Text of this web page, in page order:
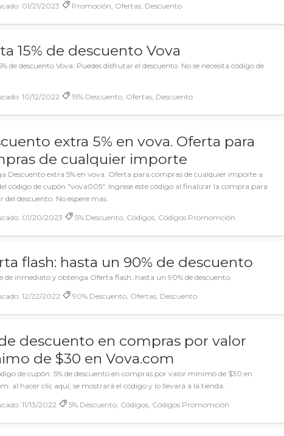
01/21/2023 Promoción, Ofertas, Descuento
15% de descuento Vova
de descuento Vova. Puedes disfrutar el descuento. No se necesita código de
10/12/2022 15% Descuento, Ofertas, Descuento
extra 5% en vova. Oferta para
de cualquier importe
Descuento extra 5% en vova. Oferta para compras de cualquier importe a
código de cupón "vova005". Ingrese este código al finalizar la compra para
del descuento. No espere mas.
01/20/2023 5% Descuento, Códigos, Códigos Promomción
flash: hasta un 90% de descuento
de inmediato y obtenga Oferta flash: hasta un 90% de descuento.
12/22/2022 90% Descuento, Ofertas, Descuento
descuento en compras por valor
de $30 en Vova.com
de cupón: 5% de descuento en compras por valor mínimo de $30 en
al hacer clic aquí, se mostrará el código y lo llevará a la tienda.
11/13/2022 5% Descuento, Códigos, Códigos Promomción